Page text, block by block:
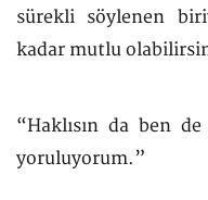
sürekli söylenen
kadar mutlu
“Haklısın da ben
yoruluyorum.”